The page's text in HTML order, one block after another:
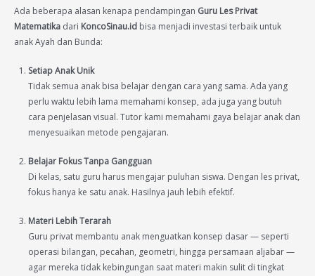
Ada beberapa alasan kenapa pendampingan Guru Les Privat
Matematika dari KoncoSinau.id bisa menjadi investasi terbaik untuk
anak Ayah dan Bunda:
Setiap Anak Unik
Tidak semua anak bisa belajar dengan cara yang sama. Ada yang
perlu waktu lebih lama memahami konsep, ada juga yang butuh
cara penjelasan visual. Tutor kami memahami gaya belajar anak dan
menyesuaikan metode pengajaran.
Belajar Fokus Tanpa Gangguan
Di kelas, satu guru harus mengajar puluhan siswa. Dengan les privat,
fokus hanya ke satu anak. Hasilnya jauh lebih efektif.
Materi Lebih Terarah
Guru privat membantu anak menguatkan konsep dasar — seperti
operasi bilangan, pecahan, geometri, hingga persamaan aljabar —
agar mereka tidak kebingungan saat materi makin sulit di tingkat